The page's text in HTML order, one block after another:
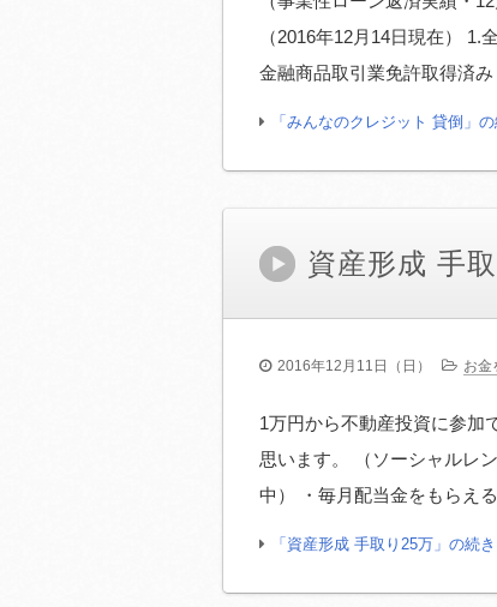
（2016年12月14日現在）
金融商品取引業免許取得済
「みんなのクレジット 貸倒」
資産形成 手
2016年12月11日（日） お金
1万円から不動産投資に参加
思います。 （ソーシャルレ
中） ・毎月配当金をもらえ
「資産形成 手取り25万」の続